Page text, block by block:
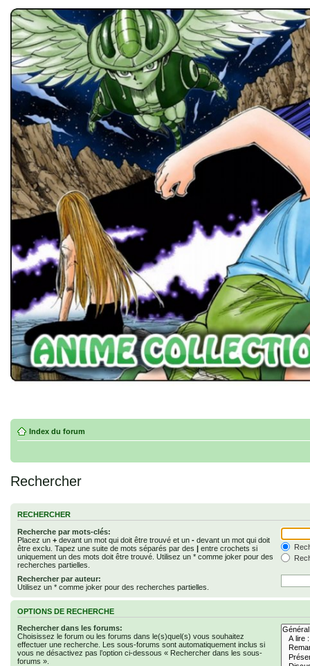
Index du forum
Rechercher
RECHERCHER
Recherche par mots-clés:
Placez un + devant un mot qui doit être trouvé et un - devant un mot qui doit
être exclu. Tapez une suite de mots séparés par des | entre crochets si
uniquement un des mots doit être trouvé. Utilisez un * comme joker pour des
recherches partielles.
Rechercher par auteur:
Utilisez un * comme joker pour des recherches partielles.
OPTIONS DE RECHERCHE
Rechercher dans les forums:
Choisissez le forum ou les forums dans le(s)quel(s) vous souhaitez
effectuer une recherche. Les sous-forums sont automatiquement inclus si
vous ne désactivez pas l’option ci-dessous « Rechercher dans les sous-
forums ».